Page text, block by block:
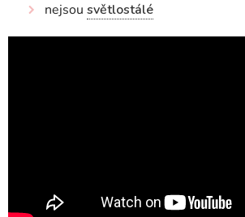
nejsou světlostálé